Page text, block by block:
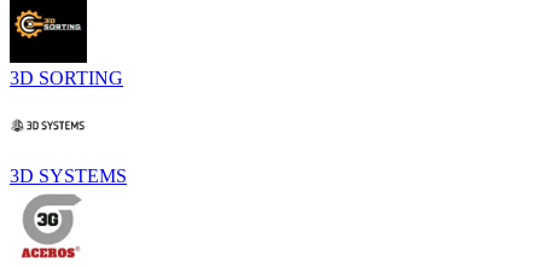
3D SORTING
3D SYSTEMS